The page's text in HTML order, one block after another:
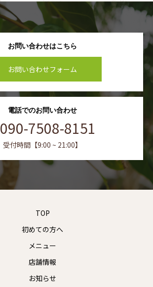
お問い合わせはこちら
お問い合わせフォーム
電話でのお問い合わせ
090-7508-8151
受付時間【9:00 ~ 21:00】
TOP
初めての方へ
メニュー
店舗情報
お知らせ